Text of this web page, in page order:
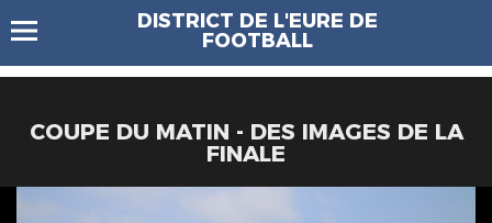
DISTRICT DE L'EURE DE
FOOTBALL
COUPE DU MATIN - DES IMAGES DE LA
FINALE